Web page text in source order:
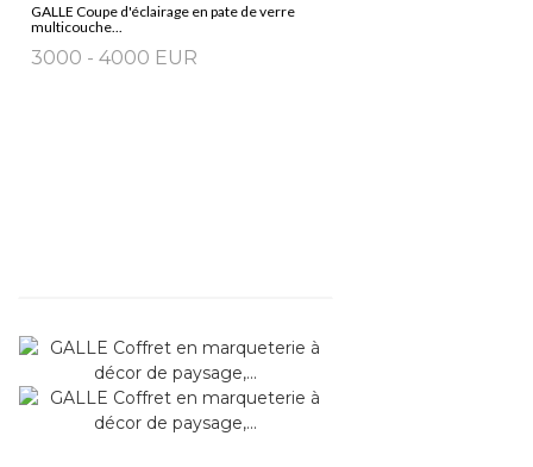
GALLE Coupe d'éclairage en pate de verre
multicouche...
3000 - 4000 EUR